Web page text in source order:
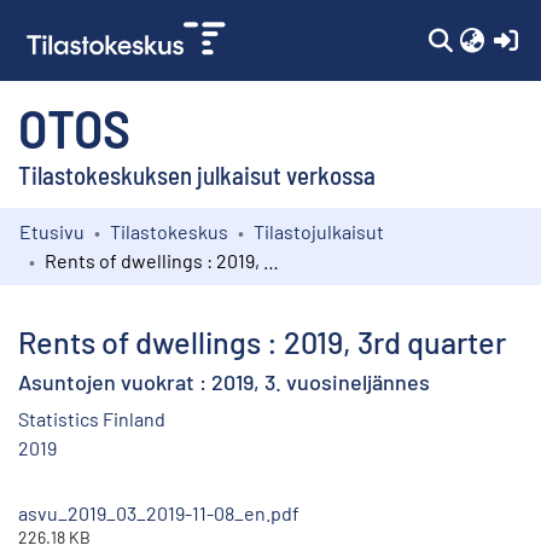
OTOS
Tilastokeskuksen julkaisut verkossa
Kokoelmat
Etusivu Tilastokeskus
Tilastojulkaisut
Rents of dwellings : 2019, 3rd quarter
Asuntojen vuokrat : 2019, 3. vuosineljännes
Statistics Finland
2019
asvu_2019_03_2019-11-08_en.pdf
226.18 KB